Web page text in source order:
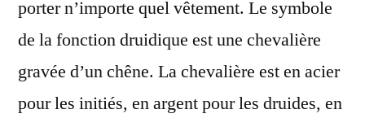
porter n’importe quel vêtement. Le symbole
de la fonction druidique est une chevalière
gravée d’un chêne. La chevalière est en acier
pour les initiés, en argent pour les druides, en